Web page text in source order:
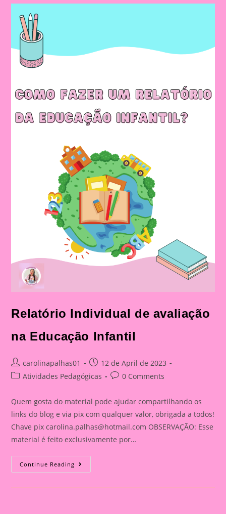
Relatório Individual de avaliação
na Educação Infantil
Post
author:
carolinapalhas01
Post
published:
12 de April de 2023
PostAtividades Pedagógicas
Post0 Comments
Quem gosta do material pode ajudar compartilhando os
links do blog e via pix com qualquer valor, obrigada a todos!
Chave pixcarolina.palhas@hotmail.com OBSERVAÇÃO: Esse
material é feito exclusivamente por…
Continue Reading Relatório
Individual
Avaliação